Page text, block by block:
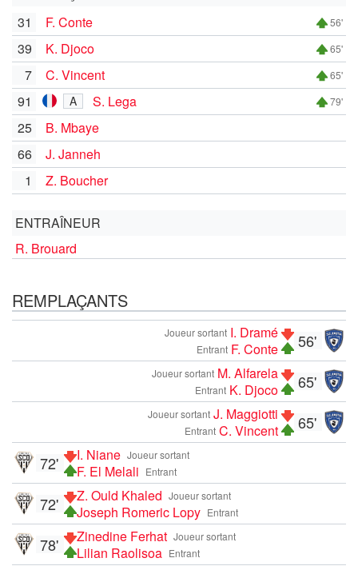
31
F. Conte 56'
39 K. Djoco 65'
7 C. Vincent 65'
91 A S. Lega 79'
25
B. Mbaye
66
J. Janneh
1
Z. Boucher
ENTRAÎNEUR
R. Brouard
REMPLAÇANTS
56'
Joueur sortant I. Dramé
Entrant F. Conte
65'
Joueur sortant M. Alfarela
Entrant K. Djoco
65'
Joueur sortant J. Maggiotti
Entrant C. Vincent
Joueur sortant
I. Niane
Entrant
F. El Melali
72'
Joueur sortant
Z. Ould Khaled
Entrant
Joseph Romeric Lopy
72'
Joueur sortant
Zinedine Ferhat
Entrant
Lilian Raolisoa
78'